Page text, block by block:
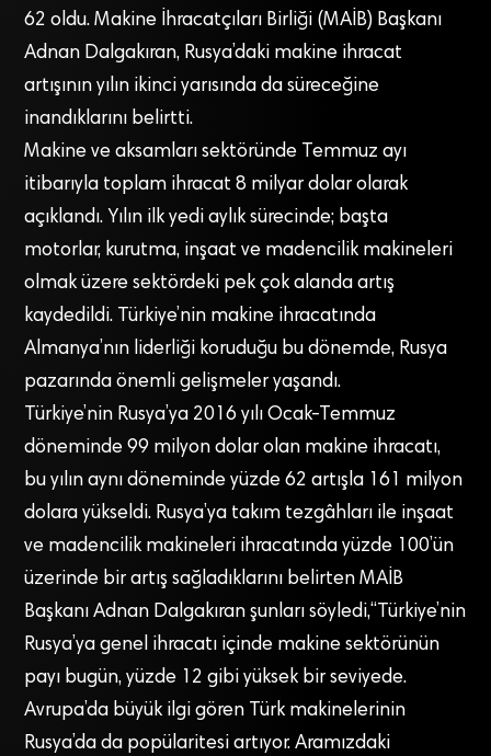
62 oldu. Makine İhracatçıları Birliği (MAİB) Başkanı
Adnan Dalgakıran, Rusya’daki makine ihracat
artışının yılın ikinci yarısında da süreceğine
inandıklarını belirtti.
Makine ve aksamları sektöründe Temmuz ayı
itibarıyla toplam ihracat 8 milyar dolar olarak
açıklandı. Yılın ilk yedi aylık sürecinde; başta
motorlar, kurutma, inşaat ve madencilik makineleri
olmak üzere sektördeki pek çok alanda artış
kaydedildi. Türkiye’nin makine ihracatında
Almanya’nın liderliği koruduğu bu dönemde, Rusya
pazarında önemli gelişmeler yaşandı.
Türkiye’nin Rusya’ya 2016 yılı Ocak-Temmuz
döneminde 99 milyon dolar olan makine ihracatı,
bu yılın aynı döneminde yüzde 62 artışla 161 milyon
dolara yükseldi. Rusya’ya takım tezgâhları ile inşaat
ve madencilik makineleri ihracatında yüzde 100’ün
üzerinde bir artış sağladıklarını belirten MAİB
Başkanı Adnan Dalgakıran şunları söyledi,“Türkiye’nin
Rusya’ya genel ihracatı içinde makine sektörünün
payı bugün, yüzde 12 gibi yüksek bir seviyede.
Avrupa’da büyük ilgi gören Türk makinelerinin
Rusya’da da popülaritesi artıyor. Aramızdaki